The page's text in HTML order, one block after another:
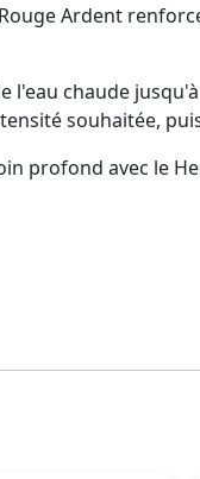
Ardent
l'eau chaude
souhaitée,
profond avec le